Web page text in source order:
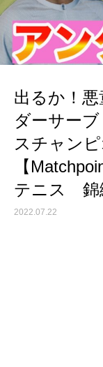
出るか！
ダーサー
スチャン
【
テニス 錦
2022.07.22